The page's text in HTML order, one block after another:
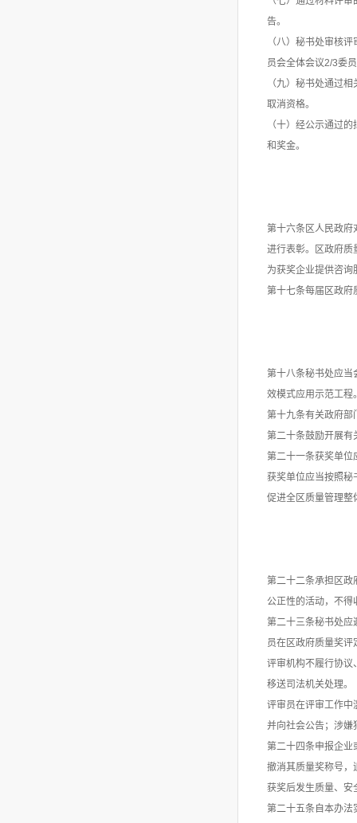
告。
（八）秘书处审核
员会全体会议2/3委
（九）秘书处通过
取消资格。
（十）经公示通过
和奖金。
第十六条区人民政府
进行表彰。区政府质
为获奖企业提供咨
第十七条每届区政府
第十八条秘书处应当
效模式应用示范工程
第十九条有关政府部
第二十条鼓励开展有
第二十一条获奖单位
获奖单位应当按照秘
促进全区质量管理整
第二十二条承担区政
公正性的活动，不
第二十三条秘书处应
员在区政府质量奖
评审机构不履行协议
移送司法机关处理。
评审员在评审工作中
并向社会公告；涉嫌
第二十四条申报企业
撤消其质量奖称号，
获奖后发生质量、安
第二十五条自本办法